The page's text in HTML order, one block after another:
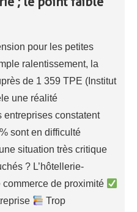
pour les petites
ralentissement, la
de 1 359 TPE (Institut
une réalité
entreprises constatent
sont en difficulté
situation très critique
? L’hôtellerie-
commerce de proximité
Trop